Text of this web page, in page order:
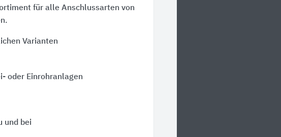
für alle Anschlussarten von
Varianten
oder Einrohranlagen
und bei